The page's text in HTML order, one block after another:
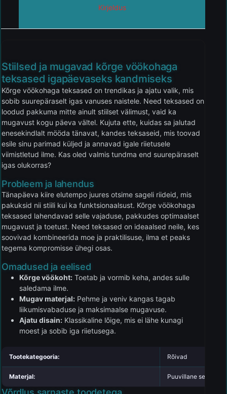
Kirjeldus
Stiilsed ja mugavad kõrge vöökohaga
teksased igapäevaseks kandmiseks
Kõrge vöökohaga teksased on trendikas ja ajatu valik, mis
sobib suurepäraselt igas vanuses naistele. Need teksased on
loodud pakkuma mitte ainult stiilset välimust, vaid ka
mugavust kogu päeva vältel. Kujuta ette, kuidas sa jalutad
enesekindlalt mööda tänavat, kandes teksaseid, mis toovad
esile sinu parimad küljed ja annavad igale riietusele
viimistletud ilme. Kas oled valmis tundma end suurepäraselt
igas olukorras?
Probleem ja lahendus
Tänapäeva kiire elutempo juures otsime sageli riideid, mis
pakuksid nii stiili kui ka funktsionaalsust. Kõrge vöökohaga
teksased lahendavad selle vajaduse, pakkudes optimaalset
mugavust ja toetust. Need teksased on ideaalsed neile, kes
soovivad kombineerida moe ja praktilisuse, ilma et peaks
tegema kompromisse ühegi osas.
Omadused ja eelised
Kõrge vöökoht: Toetab ja vormib keha, andes sulle
saledama ilme.
Mugav materjal: Pehme ja veniv kangas tagab
liikumisvabaduse ja maksimaalse mugavuse.
Ajatu disain: Klassikaline lõige, mis ei lähe kunagi
moest ja sobib iga riietusega.
Tootekategooria: Rõivad
Materjal: Puuvillane segu